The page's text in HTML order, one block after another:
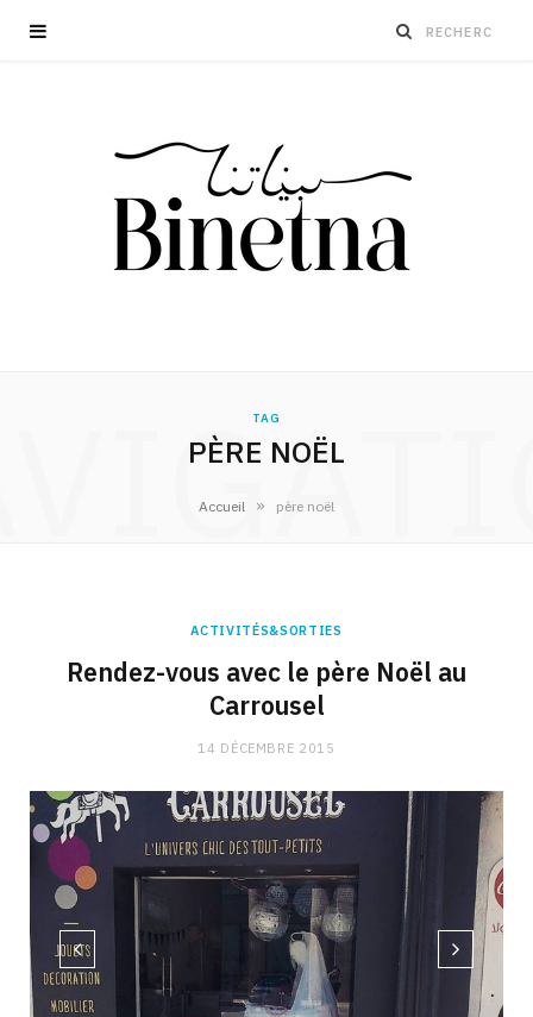
TAG
PÈRE NOËL
Accueil » père noël
ACTIVITÉS&SORTIES
Rendez-vous avec le père Noël au
Carrousel
14 DÉCEMBRE 2015